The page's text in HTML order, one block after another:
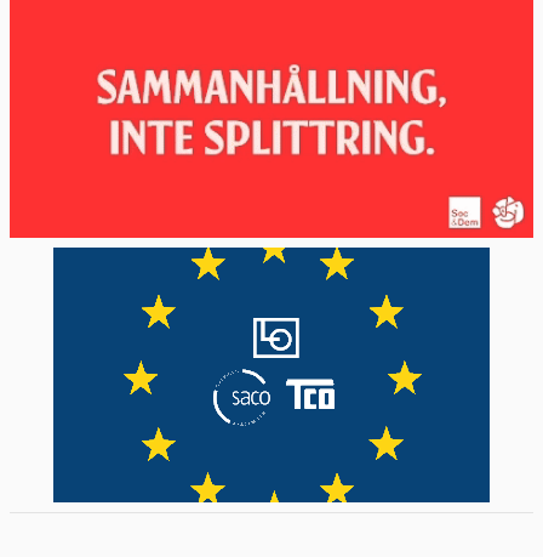
utnyttjar svaga EU-regler
Undersökning visar: EU-parlamentariker –
ett lönsamt uppdrag
Stor granskning: SD röstar som yttersta
Europaparlamentet vill öka sitt inflytande –
svenskarna håller emot
Flertalet svenska EU-politiker vill bli
Europaportalens intervjuer med